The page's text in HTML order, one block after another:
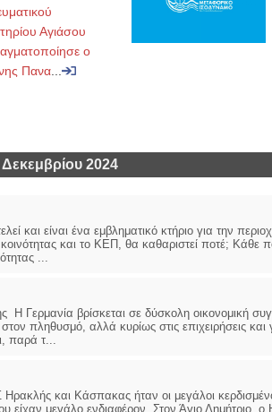
Αγιάσου
ο
Πανα...
2024
και είναι ένα εμβληματικό κτήριο για την
κοινότητας και το ΚΕΠ, θα καθαριστεί ποτέ;
...
Η Γερμανία βρίσκεται σε δύσκολη οικονομική
πληθυσμό, αλλά κυρίως στις επιχειρήσεις και
παρά τ...
και Κάσπακας ήταν οι μεγάλοι
είχαν μεγάλο ενδιαφέρον. Στον Άγιο Δημήτριο,